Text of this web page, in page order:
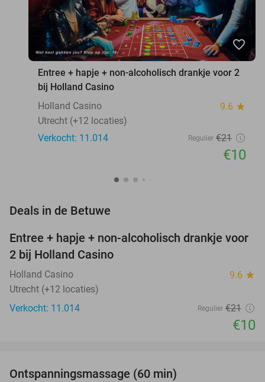
favorite_border
Entree + hapje + non-alcoholisch drankje voor 2
bij Holland Casino
Holland Casino
9.6 star
Utrecht (+12 locaties)
Verkocht: 11.014
Regulier €21
€10
Deals in de Betuwe
52%
Entree + hapje + non-alcoholisch drankje voor
2 bij Holland Casino
Holland Casino 9.6 star
Utrecht (+12 locaties)
Verkocht: 11.014
Regulier €21
€10
Ontspanningsmassage (60 min)